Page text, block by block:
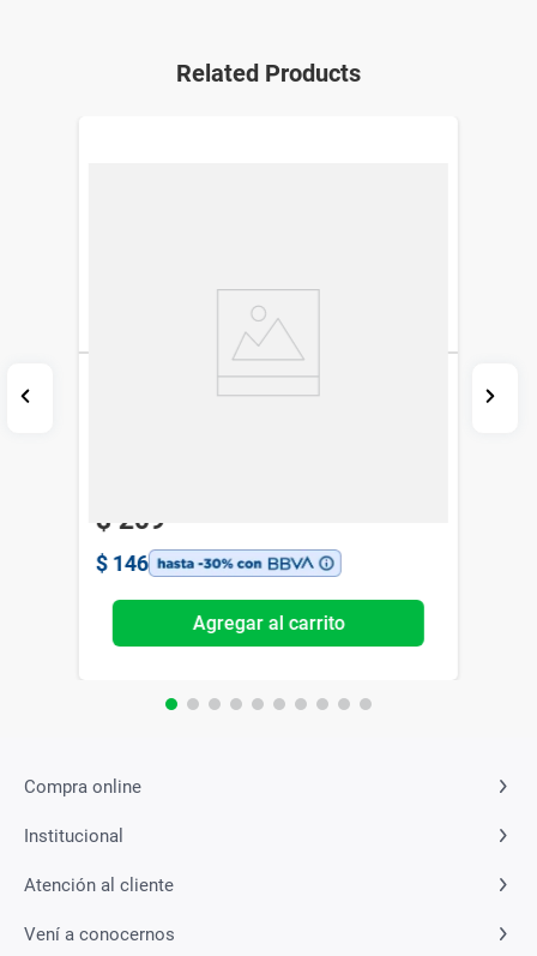
Related Products
$ 209
$ 146
Agregar al carrito
Compra online
Institucional
Atención al cliente
Vení a conocernos